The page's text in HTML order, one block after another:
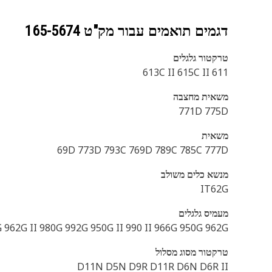
דגמים תואמים עבור מק"ט 165-5674
טרקטור גלגלים
613C II 615C II 611
משאית מחצבה
771D 775D
משאית
69D 773D 793C 769D 789C 785C 777D
מנשא כלים משולב
IT62G
מעמיס גלגלים
962G II 980G 992G 950G II 990 II 966G 950G 962G
טרקטור מסוג מסלול
D11N D5N D9R D11R D6N D6R II